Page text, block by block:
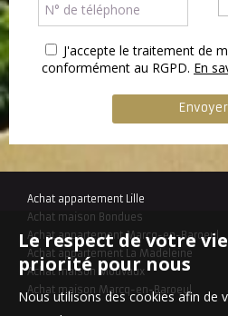
J'accepte le traitement de
conformément au RGPD. En
Achat appartement Lille
Achat maison Bondues
Achat appartement Marcq-en-Baroeul
Achat appartement La Madeleine
Achat maison Mouvaux
Achat maison Marcq-en-Baroeul
Le respect de votre
priorité pour nous
Nous utilisons des cookies afin de